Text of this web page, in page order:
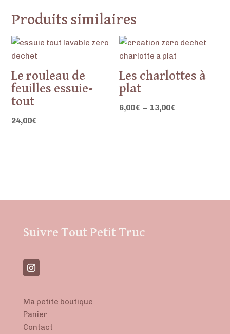
Produits similaires
Le rouleau de
feuilles essuie-
tout
24,00€
Les charlottes à
plat
6,00€ – 13,00€Plage
Suivre Tout Petit Truc
Ma petite boutique
Panier
Contact